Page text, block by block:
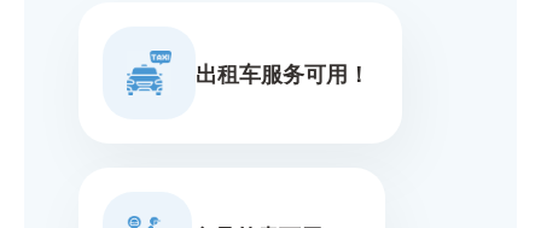
出租车服务可用！